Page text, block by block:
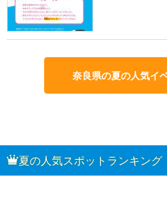
奈良県の夏の人気イ
夏の人気スポットランキング